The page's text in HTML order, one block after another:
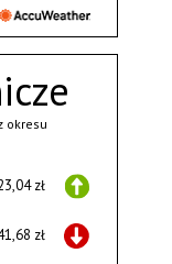
okresu
zł
zł